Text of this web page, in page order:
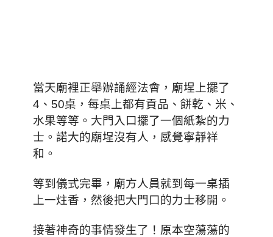
當天廟裡正舉辦誦經法會，廟埕上擺了
4、50桌，每桌上都有貢品、餅乾、米、
水果等等。大門入口擺了一個紙紮的力
士。諾大的廟埕沒有人，感覺寧靜祥
和。
等到儀式完畢，廟方人員就到每一桌插
上一炷香，然後把大門口的力士移開。
接著神奇的事情發生了！原本空蕩蕩的